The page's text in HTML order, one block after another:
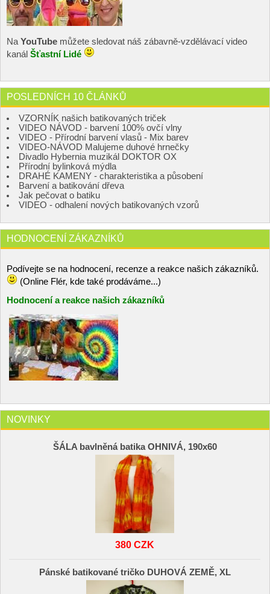
Na YouTube můžete sledovat náš zábavně-vzdělávací video
kanál Šťastní Lidé
POSLEDNÍCH 10 ČLÁNKŮ
VZORNÍK našich batikovaných triček
VIDEO NÁVOD - barvení 100% ovčí vlny
VIDEO - Přírodní barvení vlasů - Mix barev
VIDEO-NÁVOD Malujeme duhové hrnečky
Divadlo Hybernia muzikál DOKTOR OX
Přírodní bylinková mýdla
DRAHÉ KAMENY - charakteristika a působení
Barvení a batikování dřeva
Jak pečovat o batiku
VIDEO - odhalení nových batikovaných vzorů
HODNOCENÍ ZÁKAZNÍKŮ
Podívejte se na hodnocení, recenze a reakce našich zákazníků.
(Online Flér, kde také prodáváme...)
Hodnocení a reakce našich zákazníků
NOVINKY
ŠÁLA bavlněná batika OHNIVÁ, 190x60
380 CZK
Pánské batikované tričko DUHOVÁ ZEMĚ, XL